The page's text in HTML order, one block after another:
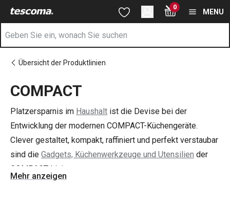
Sie befinden sich auf der COMPACT Seite
Zum Hauptinhalt springen
Zur Suche springen
Zur Navigation springen 0
MENU
Übersicht der Produktlinien
COMPACT
Platzersparnis im Haushalt ist die Devise bei der
Entwicklung der modernen COMPACT-Küchengeräte.
Clever gestaltet, kompakt, raffiniert und perfekt verstaubar
sind die Gadgets, Küchenwerkzeuge und Utensilien der
COMPACT-Linie.
Mehr anzeigen